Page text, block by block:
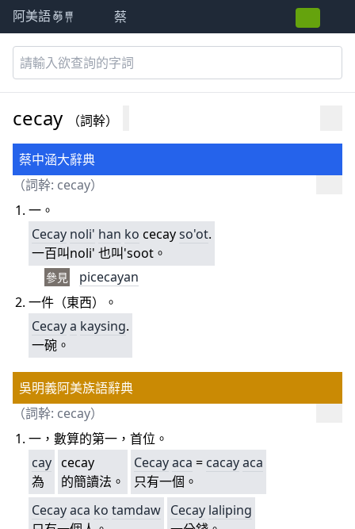
阿美語萌典 蔡
cecay （詞幹）
蔡中涵大辭典
（詞幹: cecay）
一。
Cecay noli' han ko cecayso'ot.
一百叫noli' 也叫'soot。
參見
picecayan
一件（東西）。
Cecaya kaysing.
一碗。
吳明義阿美族語辭典
（詞幹: cecay）
一，數算的第一，首位。
cay
為
cecay
的簡讀法。
Cecayaca = cacayaca
只有一個。
Cecayaca ko tamdaw Cecay laliping